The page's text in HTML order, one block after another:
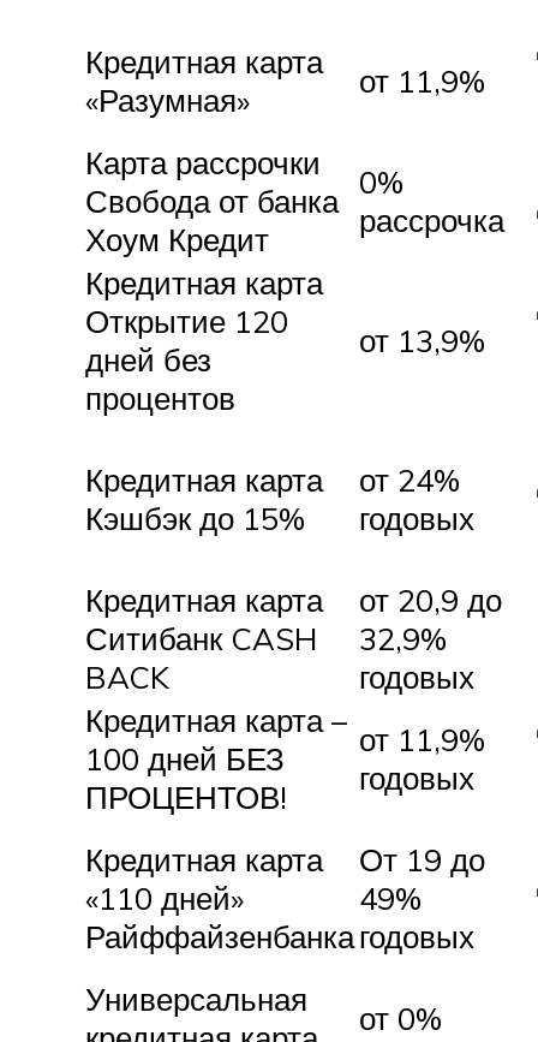
Кредитная карта
«Разумная»
от 11,9%
Карта рассрочки
Свобода от банка
Хоум Кредит
0%
рассрочка
Кредитная карта
Открытие 120
дней без
процентов
от 13,9%
Кредитная карта
Кэшбэк до 15%
от 24%
годовых
Кредитная карта
Ситибанк CASH
BACK
от 20,9 до
32,9%
годовых
Кредитная карта –
100 дней БЕЗ
ПРОЦЕНТОВ!
от 11,9%
годовых
Кредитная карта
«110 дней»
Райффайзенбанка
От 19 до
49%
годовых
Универсальная
от 0%